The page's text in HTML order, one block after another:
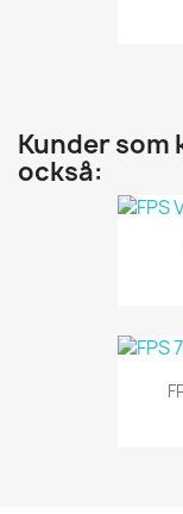
Kunder som
också: